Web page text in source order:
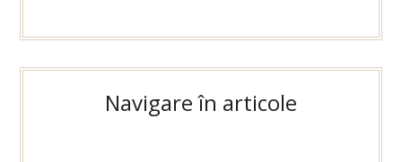
Navigare în articole